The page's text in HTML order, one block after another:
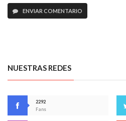
ENVIAR COMENTARIO
NUESTRAS REDES
2292
Fans